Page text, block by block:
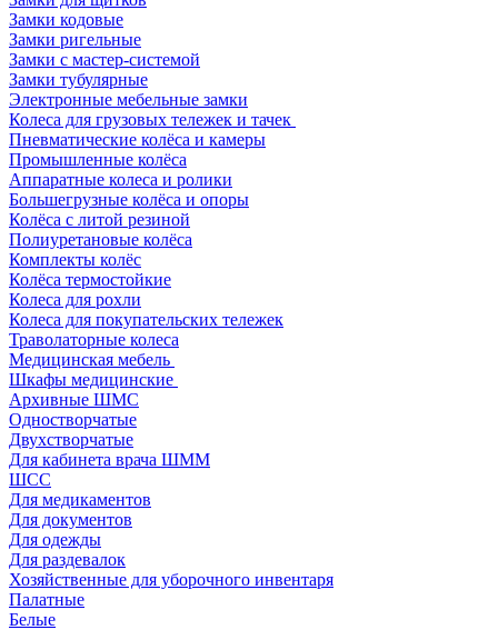
Замки кодовые
Замки ригельные
Замки с мастер-системой
Замки тубулярные
Электронные мебельные замки
Колеса для грузовых тележек и тачек
Пневматические колёса и камеры
Промышленные колёса
Аппаратные колеса и ролики
Большегрузные колёса и опоры
Колёса с литой резиной
Полиуретановые колёса
Комплекты колёс
Колёса термостойкие
Колеса для рохли
Колеса для покупательских тележек
Траволаторные колеса
Медицинская мебель
Шкафы медицинские
Архивные ШМС
Одностворчатые
Двухстворчатые
Для кабинета врача ШММ
ШСС
Для медикаментов
Для документов
Для одежды
Для раздевалок
Хозяйственные для уборочного инвентаря
Палатные
Белые